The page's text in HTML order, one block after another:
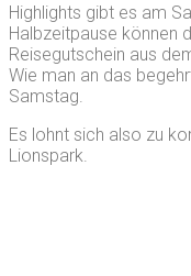
Highlights gibt es am
Halbzeitpause können
Reisegutschein aus
Wie man an das
Samstag.
Es lohnt sich also zu
Lionspark.